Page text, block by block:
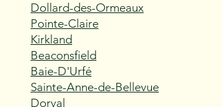
Dollard-des-Ormeaux
Pointe-Claire
Kirkland
Beaconsfield
Baie-D'Urfé
Sainte-Anne-de-Bellevue
Dorval